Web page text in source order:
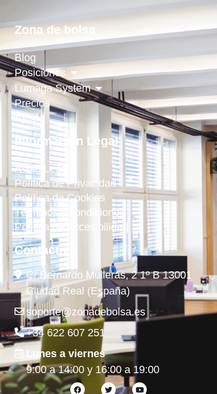
Zona de bolsa
Blog
Posiciones
Lumaga System
Precios
Ayuda
Información Legal
Aviso Legal
Política de Privacidad
Política de Cookies
Términos y condiciones
Política de Accesibilidad
Contacto
C/ Bernardo Mulleras, 2 1º B 13001
Ciudad Real (España)
soporte@zonadebolsa.es
+34 622 607 251
Lunes a viernes
9:00 a 14:00 y 16:00 a 19:00